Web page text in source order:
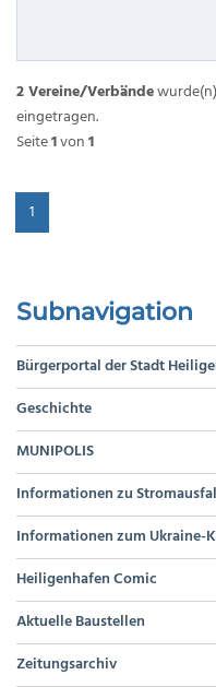
2 Vereine/Verbände
eingetragen.
Seite1von1
1
Subnavigation
Bürgerportal der Stadt
Geschichte
MUNIPOLIS
Informationen zu
Informationen zum Ukraine-
Heiligenhafen Comic
Aktuelle Baustellen
Zeitungsarchiv